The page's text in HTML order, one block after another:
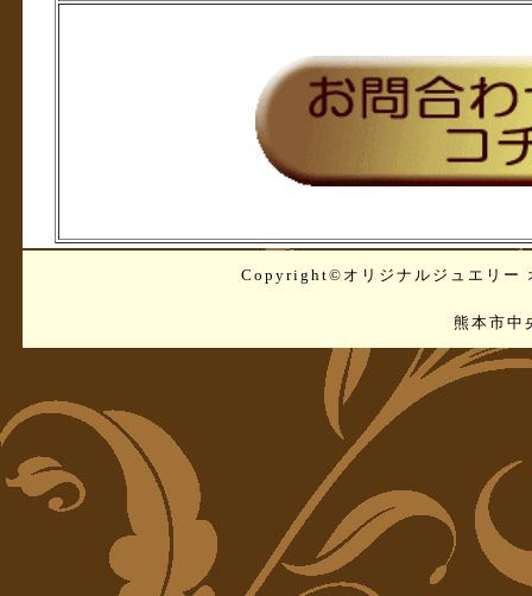
Copyright© オリジナルジュエリ
熊本市中